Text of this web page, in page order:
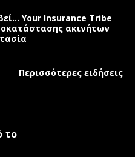
Your Insurance Tribe
ακινήτων
Περισσότερες ειδήσεις
το